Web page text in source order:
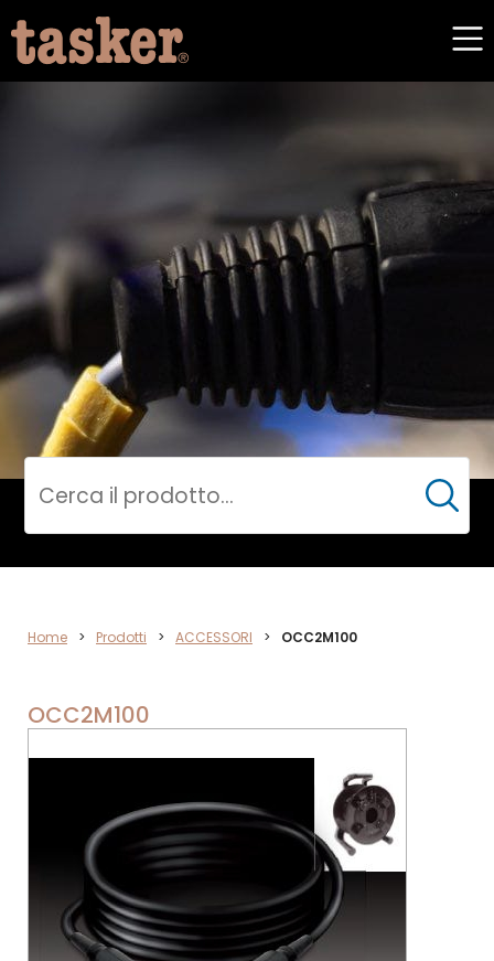
ACCESSORI
Cerca
Home > Prodotti > ACCESSORI > OCC2M100
OCC2M100